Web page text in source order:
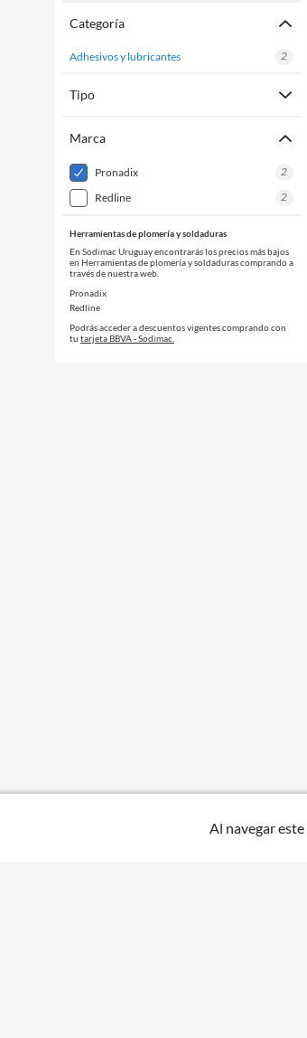
Categoría
adhesivos y lubricantes 2
Tipo
Marca
pronadix
2
redline
2
Herramientas de plomería y soldaduras
En Sodimac Uruguay encontrarás los precios más bajos
en Herramientas de plomería y soldaduras comprando a
través de nuestra web.
Pronadix
Redline
Podrás acceder a descuentos vigentes comprando con
tu tarjeta BBVA - Sodimac.
Al navegar